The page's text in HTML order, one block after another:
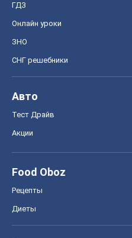
ГДЗ
Онлайн уроки
ЗНО
СНГ решебники
Авто
Тест Драйв
Акции
Food Oboz
Рецепты
Диеты